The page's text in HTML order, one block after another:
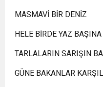
MASMAVİ BİR DENİZ
HELE BİRDE YAZ
TARLALARIN SARIŞIN
GÜNE BAKANLAR